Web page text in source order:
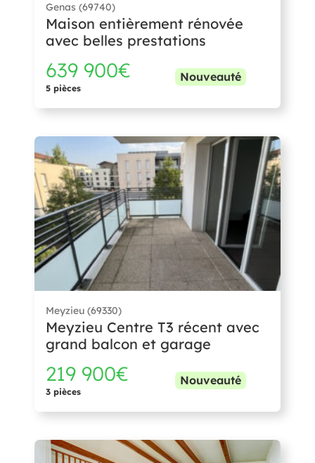
Genas (69740)
Maison entièrement rénovée
avec belles prestations
639 900€
5 pièces
Nouveauté
Meyzieu (69330)
Meyzieu Centre T3 récent avec
grand balcon et garage
219 900€
3 pièces
Nouveauté